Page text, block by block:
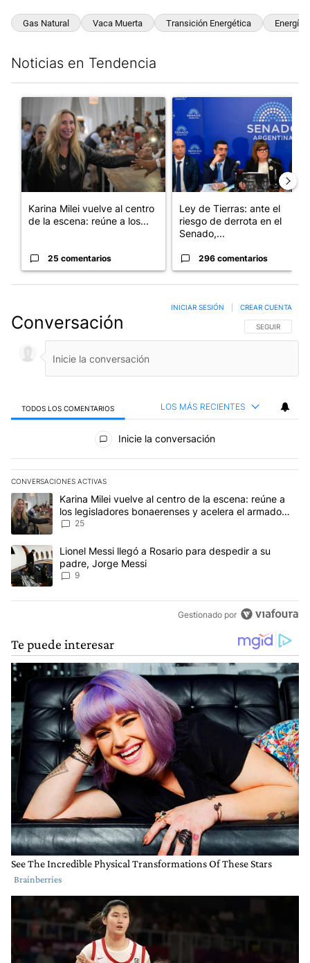
Gas Natural Vaca Muerta Transición Energética Energía
Noticias en Tendencia
Un artículo de tendencia con el título "Karina Milei vuelve al
Karina Milei vuelve al centro
de la escena: reúne a los...
25 comentarios
Un artículo de tendencia con
Ley de Tierras: ante el
riesgo de derrota en el
Senado,...
296 comentarios
Conversación SIGA ESTA
SEGUIR
INICIAR SESIÓN CREAR CUENTA
TODOS LOS COMENTARIOS LOS MÁS RECIENTES
Todos los comentarios
Inicie la conversación
CONVERSACIONES ACTIVAS
Este listado muestra los artículos con más comentarios en los
Un artículo de tendencia con el título "Karina Milei vuelve al
Karina Milei vuelve al centro de la escena: reúne a
los legisladores bonaerenses y acelera el armado
para 2027
25
Un artículo de tendencia con el título "Lionel Messi llegó a
Lionel Messi llegó a Rosario para despedir a su
padre, Jorge Messi
9
Gestionado por